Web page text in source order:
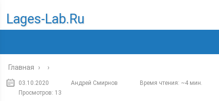
Lages-Lab.ru
Главная › ›
03.10.2020 Андрей Смирнов
Время чтения: ~4 мин.
Просмотров: 13